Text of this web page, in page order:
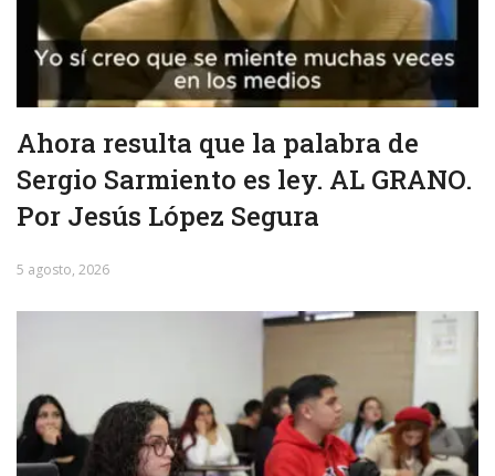
Ahora resulta que la palabra de
Sergio Sarmiento es ley. AL GRANO.
Por Jesús López Segura
5 agosto, 2026